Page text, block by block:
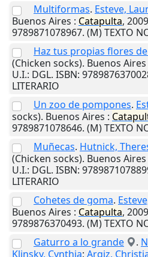
Multiformas. Esteve,
Buenos Aires : Catapulta, 2009
9789871078967. (M) TEXTO
Haz tus propias flores
(Chicken socks). Buenos Aires
U.I.: DGL. ISBN:
LITERARIO
Un zoo de pompones.
socks). Buenos Aires :
9789871078646. (M) TEXTO
Muñecas. Hutnick,
(Chicken socks). Buenos Aires
U.I.: DGL. ISBN:
LITERARIO
Cohetes de goma.
Buenos Aires : Catapulta, 2009
9789876370493. (M) TEXTO
Gaturro a lo grande
.
Klinsky, Cynthia; Argiz,